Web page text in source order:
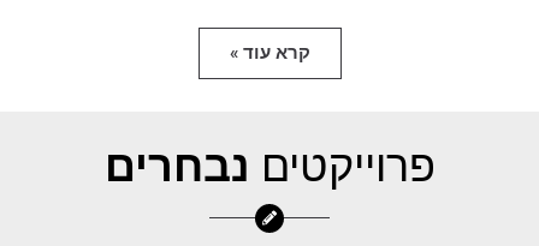
קרא עוד »
פרוייקטים נבחרים